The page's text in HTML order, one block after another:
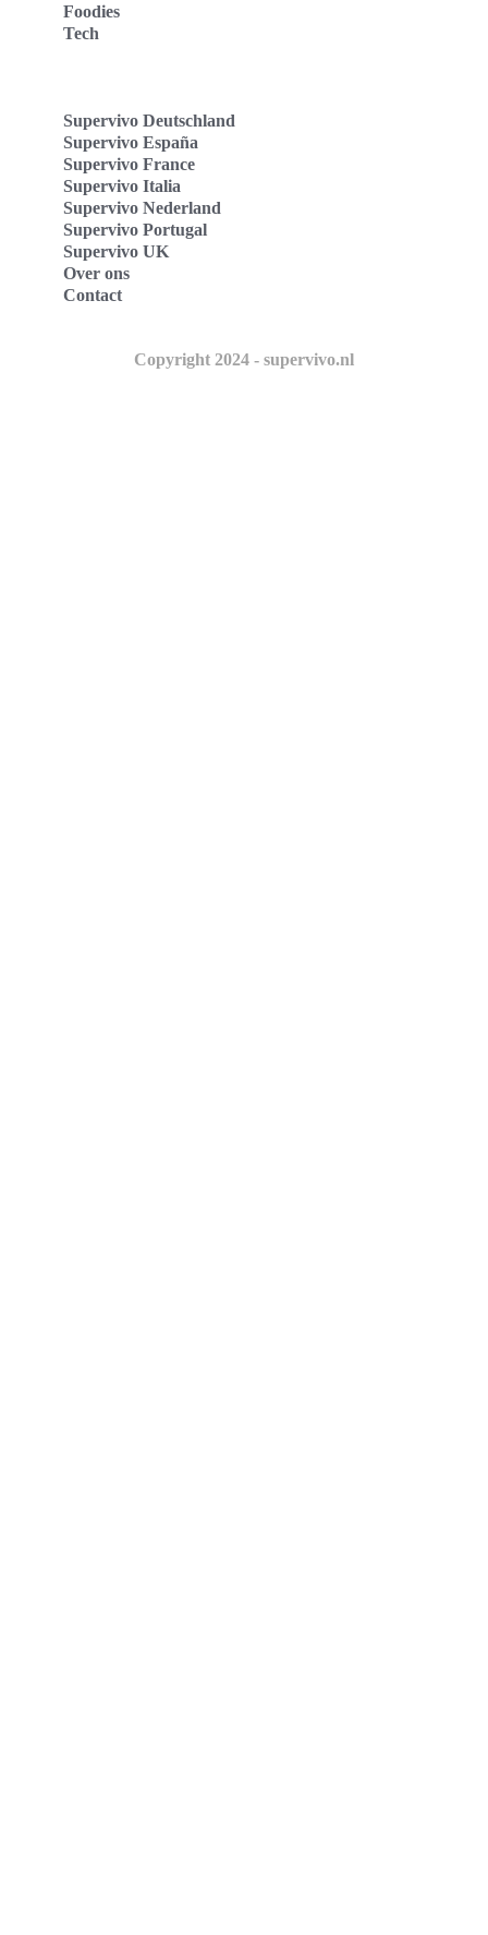
Foodies
Tech
Supervivo Deutschland
Supervivo España
Supervivo France
Supervivo Italia
Supervivo Nederland
Supervivo Portugal
Supervivo UK
Over ons
Contact
Copyright 2024 - supervivo.nl